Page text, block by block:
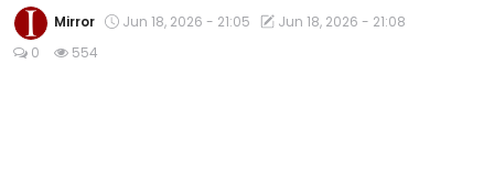
देश विदेश
पुणे
Mirror Jun 18, 2026 - 21:05
Jun 18, 2026 - 21:08
0
554